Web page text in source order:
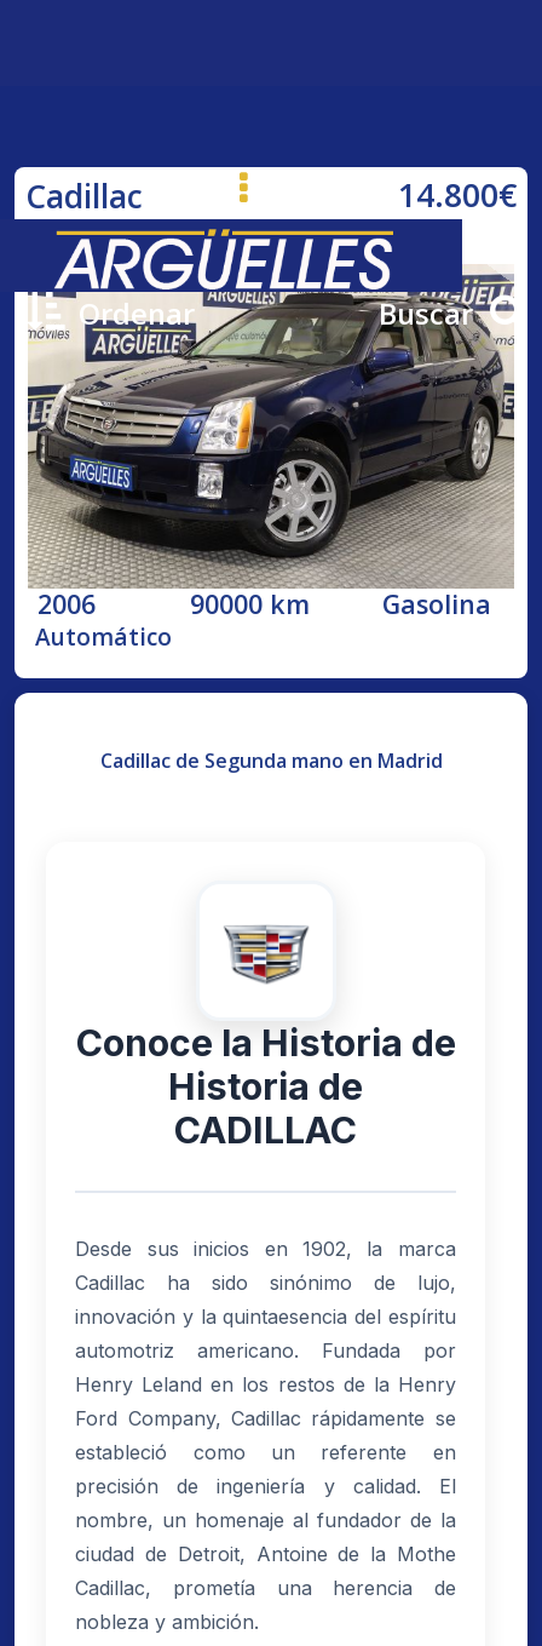
Ordenar Buscar
Cadillac 14.800€
SRX 3.6 V6 AWD 7Plazas
2006 90000 km Gasolina
Automático
Cadillac de Segunda mano en Madrid
Conoce la Historia de
Historia de
CADILLAC
Desde sus inicios en 1902, la marca
Cadillac ha sido sinónimo de lujo,
innovación y la quintaesencia del espíritu
automotriz americano. Fundada por
Henry Leland en los restos de la Henry
Ford Company, Cadillac rápidamente se
estableció como un referente en
precisión de ingeniería y calidad. El
nombre, un homenaje al fundador de la
ciudad de Detroit, Antoine de la Mothe
Cadillac, prometía una herencia de
nobleza y ambición.